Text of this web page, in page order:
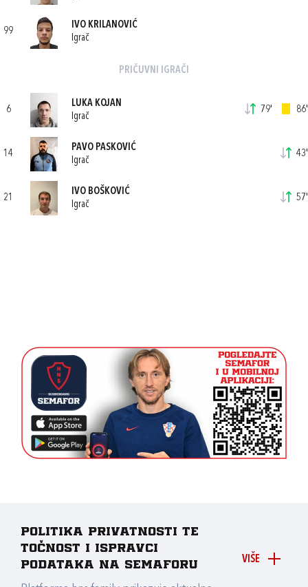
99
IVO KRILANOVIĆ
Igrač
PRIČUVNI IGRAČI
6
LUKA KOJAN
Igrač
79' 86'
14
PAVO PASKOVIĆ
Igrač
43'
21
IVO BOŠKOVIĆ
Igrač
57'
VIŠE
Politika privatnosti te
točnost i ispravci
podataka na Semaforu